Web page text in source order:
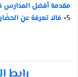
مقدمة أفضل المدارس
5- مَالا تعرفهُ عنِ